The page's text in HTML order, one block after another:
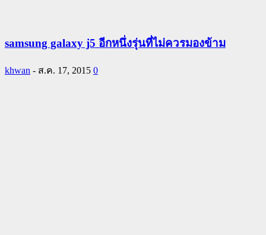
samsung galaxy j5 อีกหนึ่งรุ่นที่ไม่ควรมองข้าม
khwan - ส.ค. 17, 2015 0